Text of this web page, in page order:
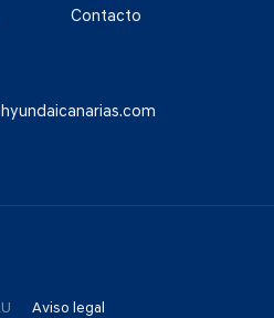
Contacto
Aviso legal